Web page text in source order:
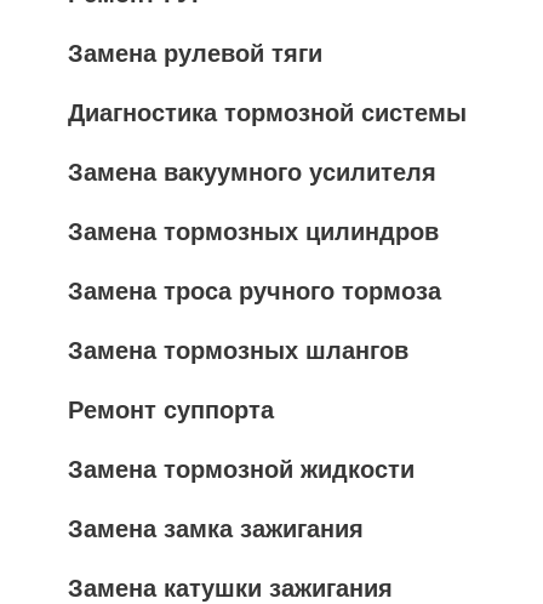
Замена рулевой тяги
Диагностика тормозной системы
Замена вакуумного усилителя
Замена тормозных цилиндров
Замена троса ручного тормоза
Замена тормозных шлангов
Ремонт суппорта
Замена тормозной жидкости
Замена замка зажигания
Замена катушки зажигания